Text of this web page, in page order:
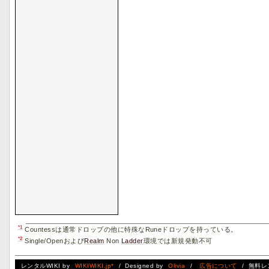
*1 Countessは通常ドロップの他に特殊なRuneドロップを持っている。
*2 Single/OpenおよびRealm Non Ladder環境では新規発動不可
レンタルWIKI by WIKIWIKI.jp* / Designed by Olivia / 広告について / 無料レ